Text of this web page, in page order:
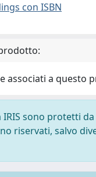
con ISBN
associati a questo
sono protetti
riservati, salvo